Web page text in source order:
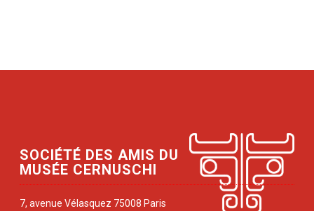
SOCIÉTÉ DES AMIS DU
MUSÉE CERNUSCHI
7, avenue Vélasquez 75008 Paris